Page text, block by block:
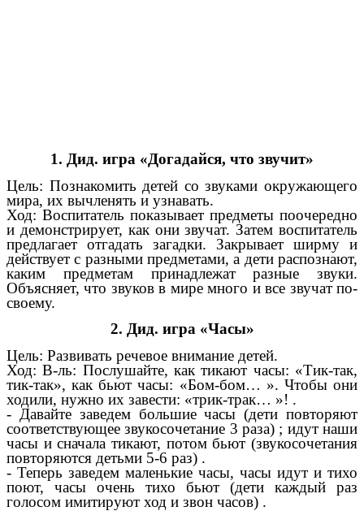
1. Дид. игра «Догадайся, что звучит»
Цель: Познакомить детей со звуками окружающего
мира, их вычленять и узнавать.
Ход: Воспитатель показывает предметы поочередно
и демонстрирует, как они звучат. Затем воспитатель
предлагает отгадать загадки. Закрывает ширму и
действует с разными предметами, а дети распознают,
каким предметам принадлежат разные звуки.
Объясняет, что звуков в мире много и все звучат по-
своему.
2. Дид. игра «Часы»
Цель: Развивать речевое внимание детей.
Ход: В-ль: Послушайте, как тикают часы: «Тик-так,
тик-так», как бьют часы: «Бом-бом… ». Чтобы они
ходили, нужно их завести: «трик-трак… »! .
- Давайте заведем большие часы (дети повторяют
соответствующее звукосочетание 3 раза) ; идут наши
часы и сначала тикают, потом бьют (звукосочетания
повторяются детьми 5-6 раз) .
- Теперь заведем маленькие часы, часы идут и тихо
поют, часы очень тихо бьют (дети каждый раз
голосом имитируют ход и звон часов) .